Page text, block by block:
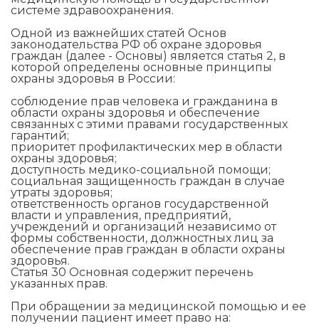
системе здравоохранения.
Одной из важнейших статей Основ
законодательства РФ об охране здоровья
граждан (далее - Основы) является статья 2, в
которой определены основные принципы
охраны здоровья в России:
соблюдение прав человека и гражданина в
области охраны здоровья и обеспечение
связанных с этими правами государственных
гарантий;
приоритет профилактических мер в области
охраны здоровья;
доступность медико-социальной помощи;
социальная защищенность граждан в случае
утраты здоровья;
ответственность органов государственной
власти и управления, предприятий,
учреждений и организаций независимо от
формы собственности, должностных лиц за
обеспечение прав граждан в области охраны
здоровья.
Статья 30 Основная содержит перечень
указанных прав.
При обращении за медицинской помощью и ее
получении пациент имеет право на: